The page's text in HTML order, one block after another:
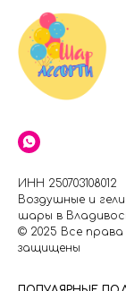
ИНН 250703108012
Воздушные и
шары в
© 2025 Все права
защищены